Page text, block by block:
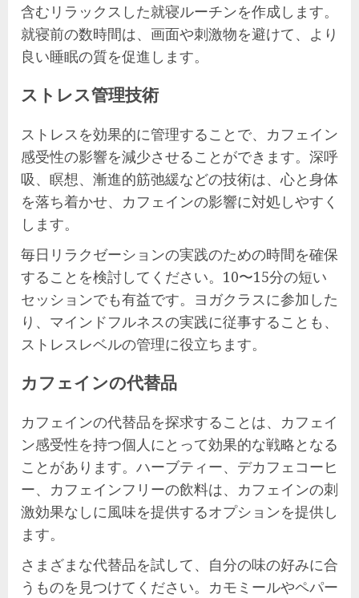
含むリラックスした就寝ルーチンを作成します。
就寝前の数時間は、画面や刺激物を避けて、より
良い睡眠の質を促進します。
ストレス管理技術
ストレスを効果的に管理することで、カフェイン
感受性の影響を減少させることができます。深呼
吸、瞑想、漸進的筋弛緩などの技術は、心と身体
を落ち着かせ、カフェインの影響に対処しやすく
します。
毎日リラクゼーションの実践のための時間を確保
することを検討してください。10〜15分の短い
セッションでも有益です。ヨガクラスに参加した
り、マインドフルネスの実践に従事することも、
ストレスレベルの管理に役立ちます。
カフェインの代替品
カフェインの代替品を探求することは、カフェイ
ン感受性を持つ個人にとって効果的な戦略となる
ことがあります。ハーブティー、デカフェコーヒ
ー、カフェインフリーの飲料は、カフェインの刺
激効果なしに風味を提供するオプションを提供し
ます。
さまざまな代替品を試して、自分の味の好みに合
うものを見つけてください。カモミールやペパー